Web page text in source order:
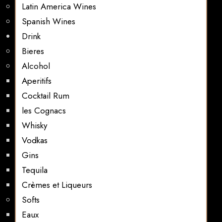
Latin America Wines
Spanish Wines
Drink
Bieres
Alcohol
Aperitifs
Cocktail Rum
les Cognacs
Whisky
Vodkas
Gins
Tequila
Crèmes et Liqueurs
Softs
Eaux